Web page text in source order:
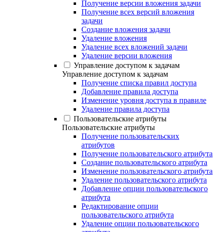
Получение версии вложения задачи
Получение всех версий вложения
задачи
Создание вложения задачи
Удаление вложения
Удаление всех вложений задачи
Удаление версии вложения
Управление доступом к задачам
Управление доступом к задачам
Получение списка правил доступа
Добавление правила доступа
Изменение уровня доступа в правиле
Удаление правила доступа
Пользовательские атрибуты
Пользовательские атрибуты
Получение пользовательских
атрибутов
Получение пользовательского атрибута
Создание пользовательского атрибута
Изменение пользовательского атрибута
Удаление пользовательского атрибута
Добавление опции пользовательского
атрибута
Редактирование опции
пользовательского атрибута
Удаление опции пользовательского